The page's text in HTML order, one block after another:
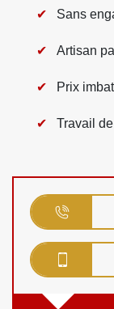
Sans
Artisan
Prix
Travail